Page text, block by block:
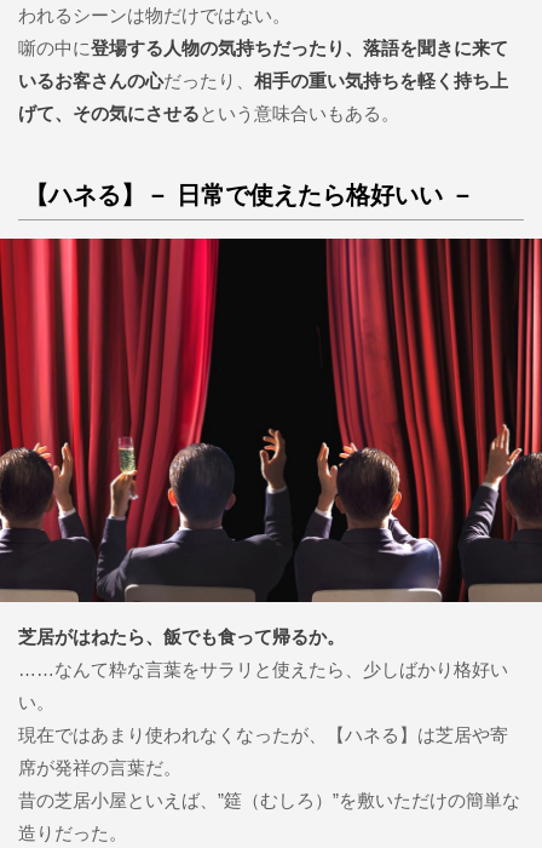
われるシーンは物だけではない。
噺の中に登場する人物の気持ちだったり、落語を聞きに来て
いるお客さんの心だったり、 相手の重い気持ちを軽く持ち上
げて、その気にさせるという意味合いもある。
【ハネる】－ 日常で使えたら格好いい －
芝居がはねたら、飯でも食って帰るか。
……なんて粋な言葉をサラリと使えたら、少しばかり格好い
い。
現在ではあまり使われなくなったが、【ハネる】は芝居や寄
席が発祥の言葉だ。
昔の芝居小屋といえば、”筵（むしろ）”を敷いただけの簡単な
造りだった。